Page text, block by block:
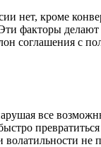
нет, кроме
факторы
соглашения с
все
не